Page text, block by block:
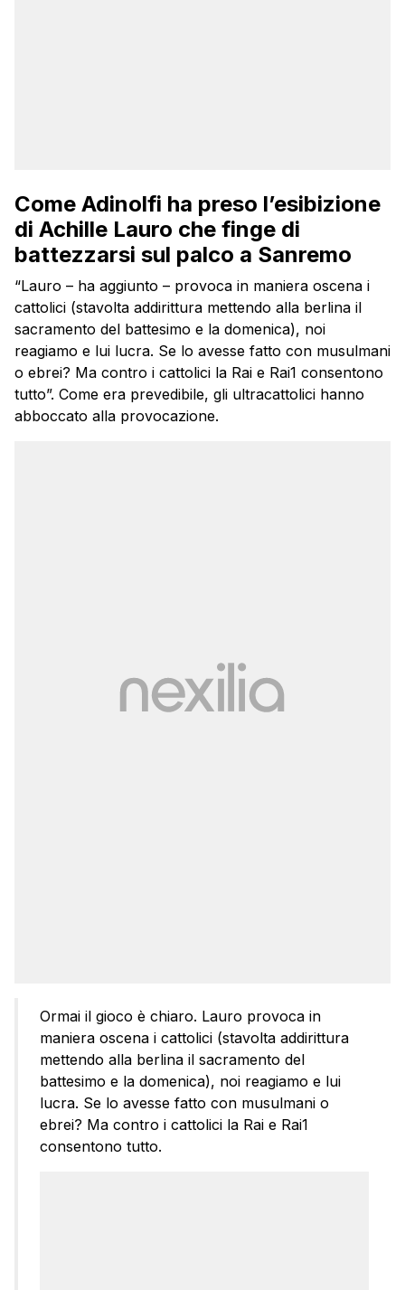
Come Adinolfi ha preso l’esibizione
di Achille Lauro che finge di
battezzarsi sul palco a Sanremo
“Lauro – ha aggiunto – provoca in maniera oscena i
cattolici (stavolta addirittura mettendo alla berlina il
sacramento del battesimo e la domenica), noi
reagiamo e lui lucra. Se lo avesse fatto con musulmani
o ebrei? Ma contro i cattolici la Rai e Rai1 consentono
tutto”. Come era prevedibile, gli ultracattolici hanno
abboccato alla provocazione.
Ormai il gioco è chiaro. Lauro provoca in
maniera oscena i cattolici (stavolta addirittura
mettendo alla berlina il sacramento del
battesimo e la domenica), noi reagiamo e lui
lucra. Se lo avesse fatto con musulmani o
ebrei? Ma contro i cattolici la Rai e Rai1
consentono tutto.